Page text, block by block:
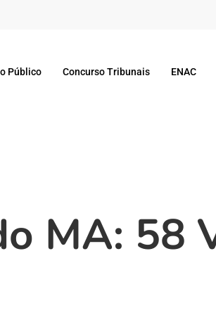
Público Concurso Tribunais ENAC
MA: 58